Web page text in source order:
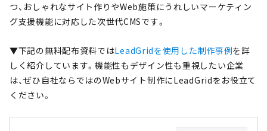
つ、おしゃれなサイト作りやWeb施策にうれしいマーケティン
グ支援機能に対応した次世代CMSです。
▼下記の無料配布資料ではLeadGridを使用した制作事例を詳
しく紹介しています。機能性もデザイン性も重視したい企業
は、ぜひ自社ならではのWebサイト制作にLeadGridをお役立て
ください。